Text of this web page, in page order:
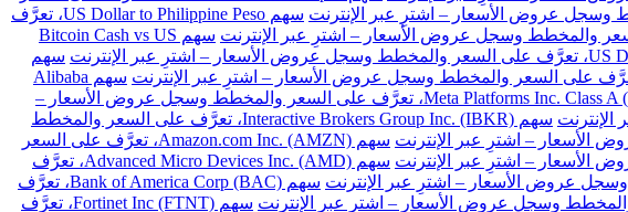
سهم US Dollar to Philippine Peso، تعرَّف
سهم Bitcoin Cash vs US
سهم
سهم Alibaba
سهم Meta Platforms Inc. Class A (META)، تعرَّف على السعر والمخطط وسجل عروض الأسعار –
سهم Interactive Brokers Group Inc. (IBKR)، تعرَّف على السعر والمخطط
سهم Amazon.com Inc. (AMZN)، تعرَّف على السعر
سهم Advanced Micro Devices Inc. (AMD)، تعرَّف
سهم Bank of America Corp (BAC)، تعرَّف
سهم Fortinet Inc (FTNT)، تعرَّف